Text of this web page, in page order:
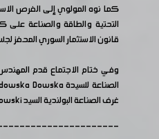
كما نوه المولوي إلى الفرص
التحتية والطاقة والصناعة على
قانون الاستثمار السوري المحفز
وفي ختام الاجتماع قدم
غرف الصناعة البولندية السيد Andrzej Szu mowski